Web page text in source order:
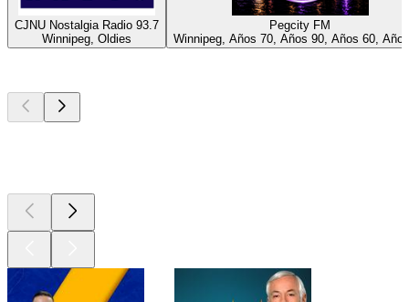
CJNU Nostalgia Radio 93.7
Winnipeg, Oldies
Pegcity FM
Winnipeg, Años 70, Años 90, Años 60,